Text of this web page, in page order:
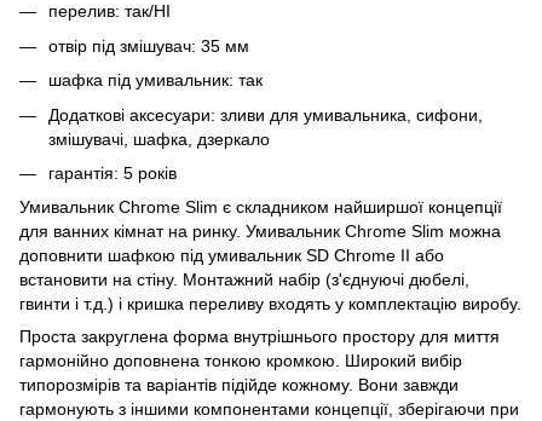
перелив: так/НІ
отвір під змішувач: 35 мм
шафка під умивальник: так
Додаткові аксесуари: зливи для умивальника, сифони,
змішувачі, шафка, дзеркало
гарантія: 5 років
Умивальник Chrome Slim є складником найширшої концепції
для ванних кімнат на ринку. Умивальник Chrome Slim можна
доповнити шафкою під умивальник SD Chrome II або
встановити на стіну. Монтажний набір (з'єднуючі дюбелі,
гвинти і т.д.) і кришка переливу входять у комплектацію виробу.
Проста закруглена форма внутрішнього простору для миття
гармонійно доповнена тонкою кромкою. Широкий вибір
типорозмірів та варіантів підійде кожному. Вони завжди
гармонують з іншими компонентами концепції, зберігаючи при